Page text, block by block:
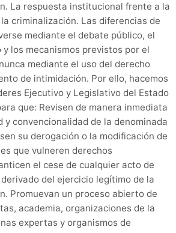
La respuesta institucional frente a la
criminalización. Las diferencias de
mediante el debate público, el
los mecanismos previstos por el
mediante el uso del derecho
de intimidación. Por ello, hacemos
Ejecutivo y Legislativo del Estado
que: Revisen de manera inmediata
y convencionalidad de la denominada
su derogación o la modificación de
que vulneren derechos
el cese de cualquier acto de
del ejercicio legítimo de la
Promuevan un proceso abierto de
academia, organizaciones de la
expertas y organismos de